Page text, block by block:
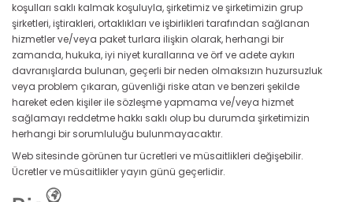
koşulları saklı kalmak koşuluyla, şirketimiz ve şirketimizin grup
şirketleri, iştirakleri, ortaklıkları ve işbirlikleri tarafından sağlanan
hizmetler ve/veya paket turlara ilişkin olarak, herhangi bir
zamanda, hukuka, iyi niyet kurallarına ve örf ve adete aykırı
davranışlarda bulunan, geçerli bir neden olmaksızın huzursuzluk
veya problem çıkaran, güvenliği riske atan ve benzeri şekilde
hareket eden kişiler ile sözleşme yapmama ve/veya hizmet
sağlamayı reddetme hakkı saklı olup bu durumda şirketimizin
herhangi bir sorumluluğu bulunmayacaktır.
Web sitesinde görünen tur ücretleri ve müsaitlikleri değişebilir.
Ücretler ve müsaitlikler yayın günü geçerlidir.